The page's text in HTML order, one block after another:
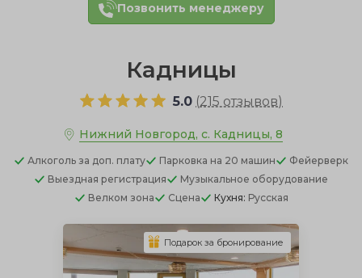
Позвонить менеджеру
Кадницы
5.0 (215 отзывов)
Нижний Новгород, с. Кадницы, 8
Алкоголь за доп. плату Парковка на 20 машин
Фейерверк
Выездная регистрация
Музыкальное оборудование
Велком зона
Сцена Кухня: Русская
Подарок за бронирование